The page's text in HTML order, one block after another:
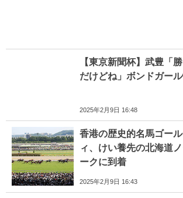
【東京新聞杯】武豊「
だけどね」ボンドガー
2025年2月9日 16:48
香港の歴史的名馬ゴー
ィ、けい養先の北海道
ークに到着
2025年2月9日 16:43